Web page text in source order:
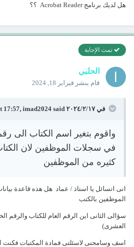
هل لديك برنامج Acrobat Reader ؟؟
تمت الإجابة
الحلبي
قام بنشر فبراير 18, 2024
في ١٧‏/٢‏/٢٠٢٤ at 17:57, imad2024said:
واقوم بتغير اسم الكتاب الى
في سجلات الموظفين لان
كثيره من الموظفين
انى اتسائل يا استاذ / عماد هل هذه قاعدة
الموظفين بالكتب
سؤالى الثانى اين الرقم العام للكتاب
العشرى)
اسف وسامحنى لاسئلتى فمادة المكتبات فكنت